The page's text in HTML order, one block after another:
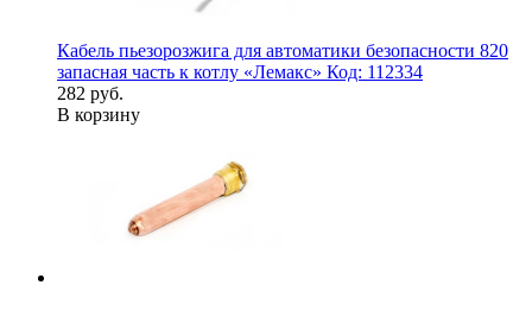
Кабель пьезорозжига для автоматики безопасности 820
запасная часть к котлу «Лемакс» Код: 112334
282 руб.
В корзину